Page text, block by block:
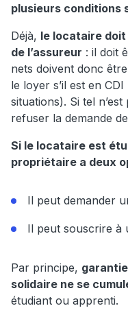
plusieurs conditions
Déjà, le locataire
de l’assureur : il doit
nets doivent donc
le loyer s’il est en
situations). Si tel
refuser la demande
Si le locataire est
propriétaire a deux
Il peut demander
Il peut souscrire à
Par principe,
solidaire ne se
étudiant ou apprenti.